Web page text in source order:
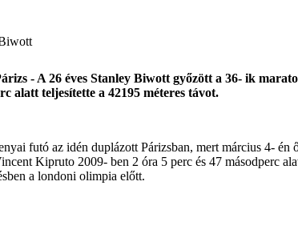
- A 26 éves Stanley Biwott győzött a 36- ik
alatt teljesítette a 42195 méteres távot.
futó az idén duplázott Párizsban, mert március 4-
Kipruto 2009- ben 2 óra 5 perc és 47 másodperc
a londoni olimpia előtt.